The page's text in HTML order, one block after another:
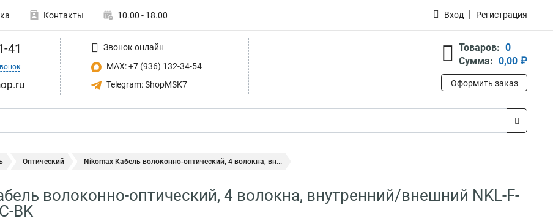
Контакты 10.00 - 18.00 Вход Регистрация
41
Звонок онлайн
MAX: +7 (936) 132-34-54
Telegram: ShopMSK7
Товаров: 0
Сумма: 0,00 ₽
Оформить заказ
Оптический Nikomax Кабель волоконно-оптический, 4 волокна, вн...
волоконно-оптический, 4 волокна, внутренний/внешний NKL-F-
BK